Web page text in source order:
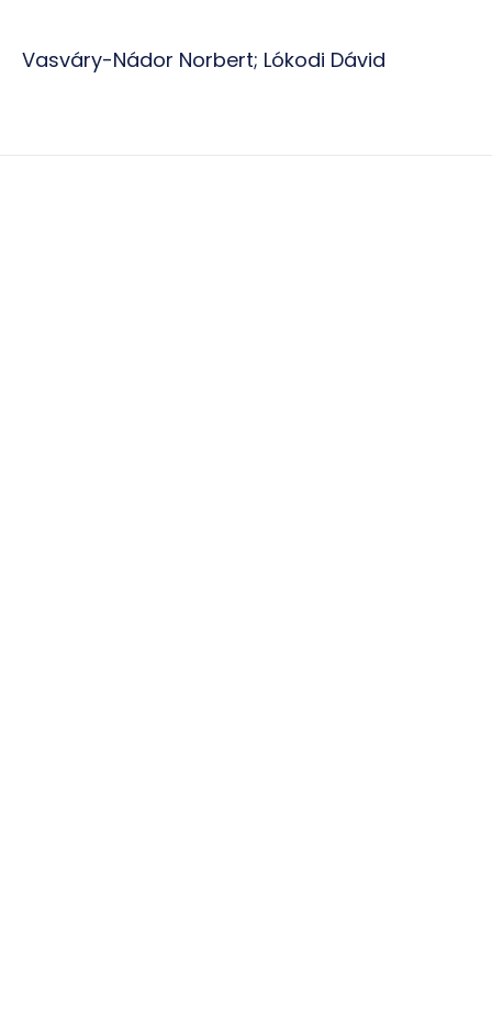
Vasváry-Nádor Norbert; Lókodi Dávid